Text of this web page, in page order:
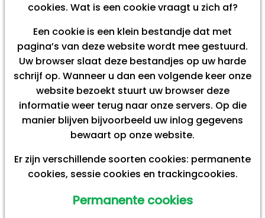
cookies. Wat is een cookie vraagt u zich af?
Een cookie is een klein bestandje dat met
pagina’s van deze website wordt mee gestuurd.
Uw browser slaat deze bestandjes op uw harde
schrijf op. Wanneer u dan een volgende keer onze
website bezoekt stuurt uw browser deze
informatie weer terug naar onze servers. Op die
manier blijven bijvoorbeeld uw inlog gegevens
bewaart op onze website.
Er zijn verschillende soorten cookies: permanente
cookies, sessie cookies en trackingcookies.
Permanente cookies